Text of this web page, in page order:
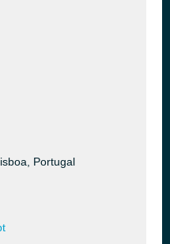
Portugal